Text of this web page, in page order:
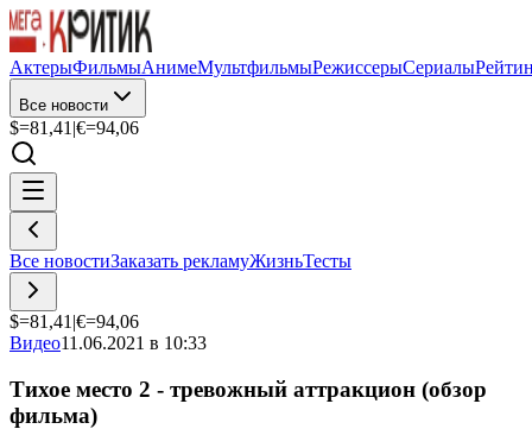
АктерыФильмыАнимеМультфильмыРежиссерыСериалы
Все новости
$=81,41 |€=94,06
Все новостиЗаказать рекламуЖизньТесты
$=81,41 |€=94,06
Видео11.06.2021 в 10:33
Тихое место 2 - тревожный аттракцион (обзор
фильма)